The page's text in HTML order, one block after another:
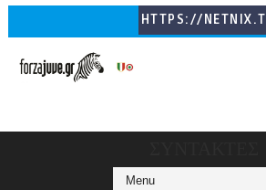
HTTPS://NETNIX.T